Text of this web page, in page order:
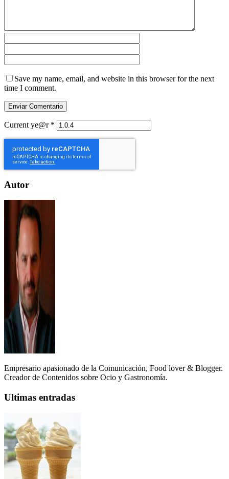
Save my name, email, and website in this browser for the next
time I comment.
Current ye@r *
Autor
Empresario apasionado de la Comunicación, Food lover & Blogger.
Creador de Contenidos sobre Ocio y Gastronomía.
Ultimas entradas